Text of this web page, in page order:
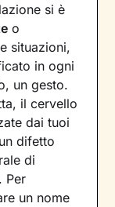
si è
o
situazioni,
in ogni
un gesto.
il cervello
dai tuoi
difetto
di
. Per
un nome